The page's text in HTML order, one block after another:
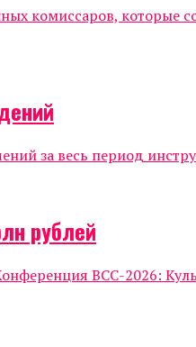
комиссаров, которые
за весь период
рублей
ВСС-2026: